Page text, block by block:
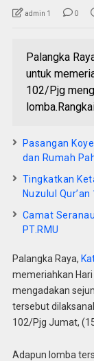
admin 1 0
Palangka
untuk
102/Pjg
Pasangan
dan Rumah
Tingkatkan
Nuzulul
Camat
PT.RMU
Palangka Raya,
memeriahkan
mengadakan
tersebut
102/Pjg Jumat,
Adapun lomba